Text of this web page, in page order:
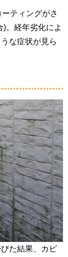
ティングがさ
。経年劣化によ
な症状が見ら
た結果、カビ